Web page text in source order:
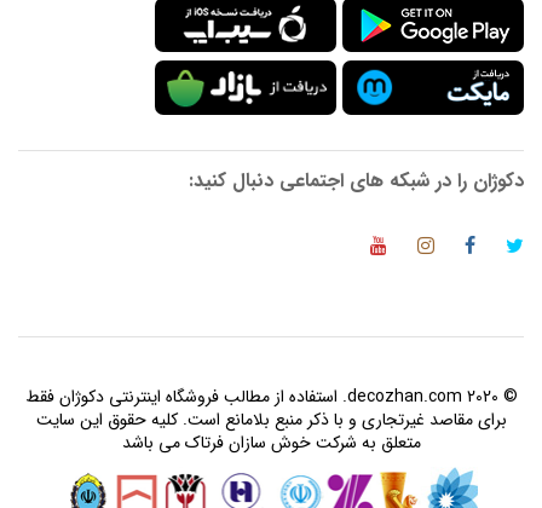
دکوژان را در شبکه های اجتماعی دنبال کنید:
© 2020 decozhan.com. استفاده از مطالب فروشگاه اینترنتی دکوژان فقط
برای مقاصد غیرتجاری و با ذکر منبع بلامانع است. کلیه حقوق این سایت
متعلق به شرکت خوش سازان فرتاک می باشد